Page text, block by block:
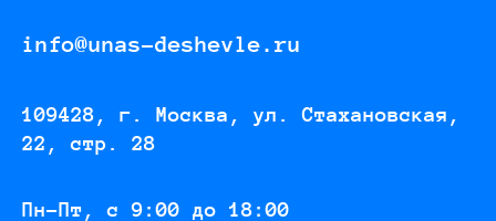
info@unas-deshevle.ru
109428, г. Москва, ул. Стахановская,
22, стр. 28
Пн-Пт, с 9:00 до 18:00